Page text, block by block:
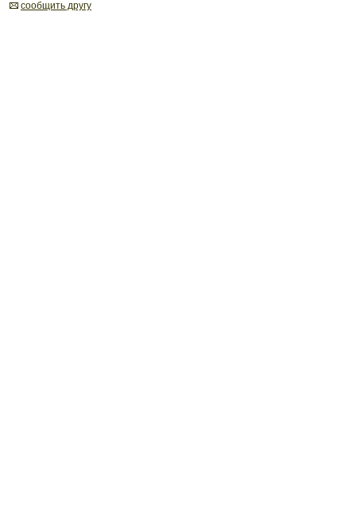
cообщить другу